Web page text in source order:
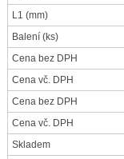
L1 (mm)
Balení (ks)
Cena bez DPH
Cena vč. DPH
Cena bez DPH
Cena vč. DPH
Skladem